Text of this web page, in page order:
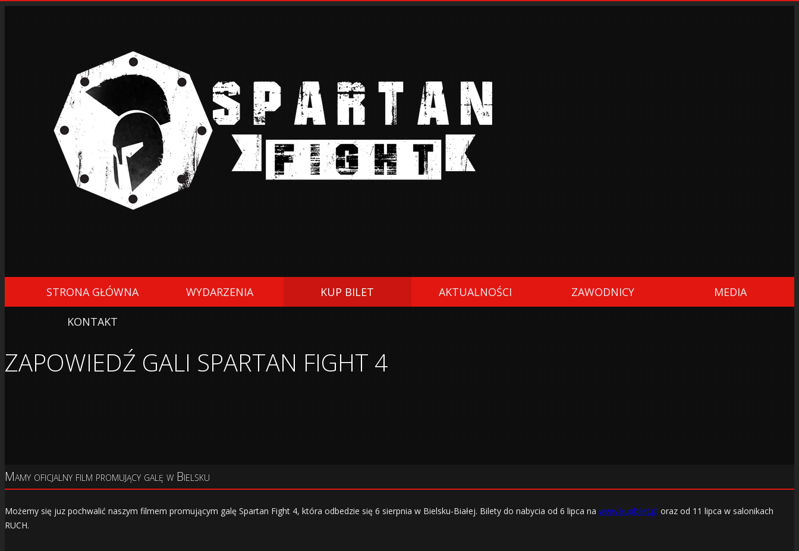
STRONA GŁÓWNA WYDARZENIA KUP BILET AKTUALNOŚCI ZAWODNICY MEDIA
KONTAKT
ZAPOWIEDŹ GALI SPARTAN FIGHT 4
Mamy oficjalny film promujący galę w Bielsku
Możemy się juz pochwalić naszym filmem promującym galę Spartan Fight 4, która odbedzie się 6 sierpnia w Bielsku-Białej. Bilety do nabycia od 6 lipca na www.kupbilet.pl oraz od 11 lipca w salonikach
RUCH.